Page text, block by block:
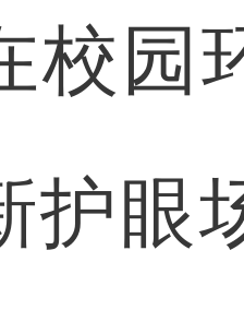
环
护眼